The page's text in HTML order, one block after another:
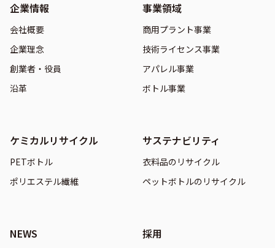
企業情報
会社概要
企業理念
創業者・役員
沿革
事業領域
商用プラント事業
技術ライセンス事業
アパレル事業
ボトル事業
ケミカルリサイクル
PETボトル
ポリエステル繊維
サステナビリティ
衣料品のリサイクル
ペットボトルのリサイクル
NEWS 採用